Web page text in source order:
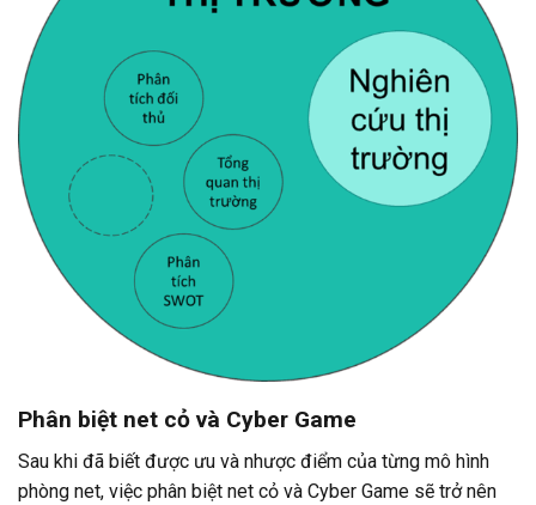
Phân biệt net cỏ và Cyber Game
Sau khi đã biết được ưu và nhược điểm của từng mô hình
phòng net, việc phân biệt net cỏ và Cyber Game sẽ trở nên